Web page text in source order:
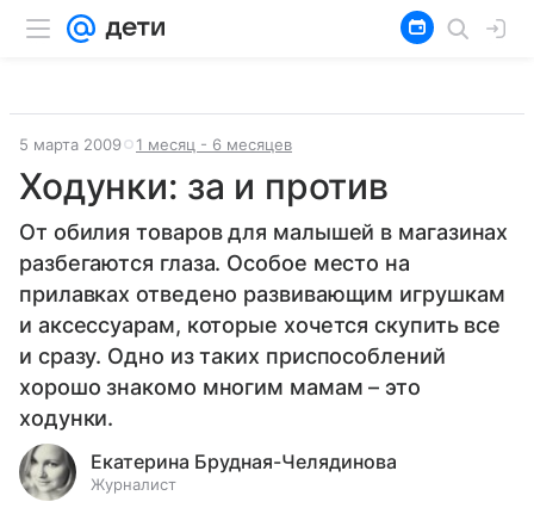
5 марта 2009 1 месяц - 6 месяцев
Ходунки: за и против
От обилия товаров для малышей в магазинах
разбегаются глаза. Особое место на
прилавках отведено развивающим игрушкам
и аксессуарам, которые хочется скупить все
и сразу. Одно из таких приспособлений
хорошо знакомо многим мамам – это
ходунки.
Екатерина Брудная-Челядинова
Журналист